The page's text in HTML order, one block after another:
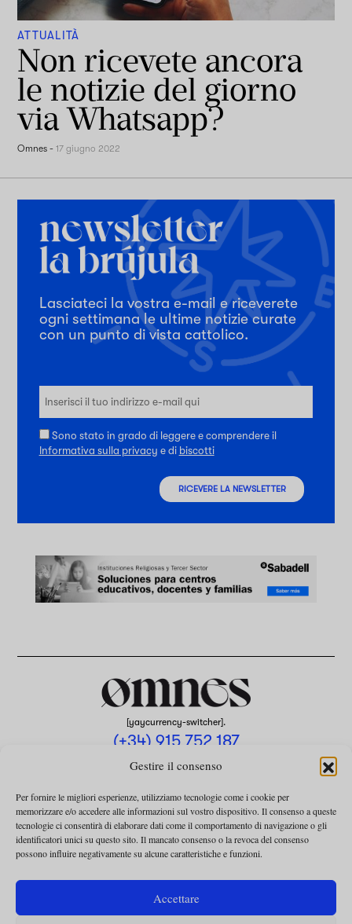
Gestire il consenso
Per fornire le migliori esperienze, utilizziamo tecnologie come i cookie per
memorizzare e/o accedere alle informazioni sul vostro dispositivo. Il consenso a queste
tecnologie ci consentirà di elaborare dati come il comportamento di navigazione o gli
identificatori unici su questo sito. Il mancato consenso o la revoca del consenso
possono influire negativamente su alcune caratteristiche e funzioni.
Accettare
ATTUALITÀ
Non ricevete ancora
le notizie del giorno
via Whatsapp?
Omnes -17 giugno 2022
Lasciateci la vostra e-mail e riceverete
ogni settimana le ultime notizie curate
con un punto di vista cattolico.
Sono stato in grado di leggere e comprendere il
Informativa sulla privacy e di biscotti
RICEVERE LA NEWSLETTER
[yaycurrency-switcher].
(+34) 915 752 187
omnes@omnesmag.com
INFORMATIVA SULLA PRIVACY
UTILIZZO DEI COOKIE